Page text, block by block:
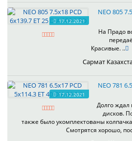
17.12.2021
NEO 805
На Прадо
Красивые. ..
Сармат
17.12.2021
NEO 781
Долго ждал
дисков.
также было укомплектованы
Смотрятся хорошо,